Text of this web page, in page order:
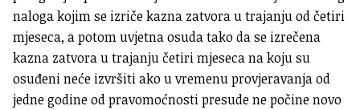
naloga kojim se izriče kazna zatvora u trajanju od četiri
mjeseca, a potom uvjetna osuda tako da se izrečena
kazna zatvora u trajanju četiri mjeseca na koju su
osuđeni neće izvršiti ako u vremenu provjeravanja od
jedne godine od pravomoćnosti presude ne počine novo